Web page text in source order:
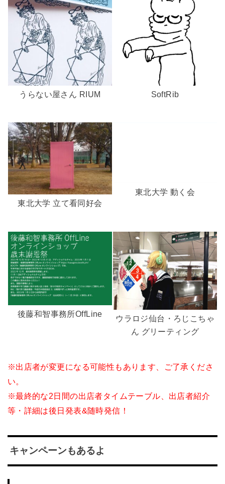
うらない屋さん RIUM SoftRib
東北大学 立て看同好会
東北大学 動く会
後藤和智事務所OffLine
ウラロジ仙台・ろじこちゃ
ん グリーティング
※出店者が変更になる可能性もあります、ご了承くださ
い。
※最終的な2日間の出店者タイムテーブル、出店者紹介
等・詳細は後日発表&随時発信！
キャンペーンもあるよ